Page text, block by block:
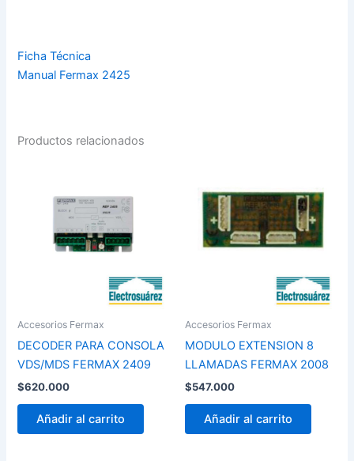
Ficha Técnica
Manual Fermax 2425
Productos relacionados
Accesorios Fermax
DECODER PARA CONSOLA
VDS/MDS FERMAX 2409
$620.000
Añadir al carrito
Accesorios Fermax
MODULO EXTENSION 8
LLAMADAS FERMAX 2008
$547.000
Añadir al carrito